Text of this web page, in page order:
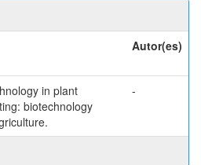
Autor(es)
in plant
biotechnology
-